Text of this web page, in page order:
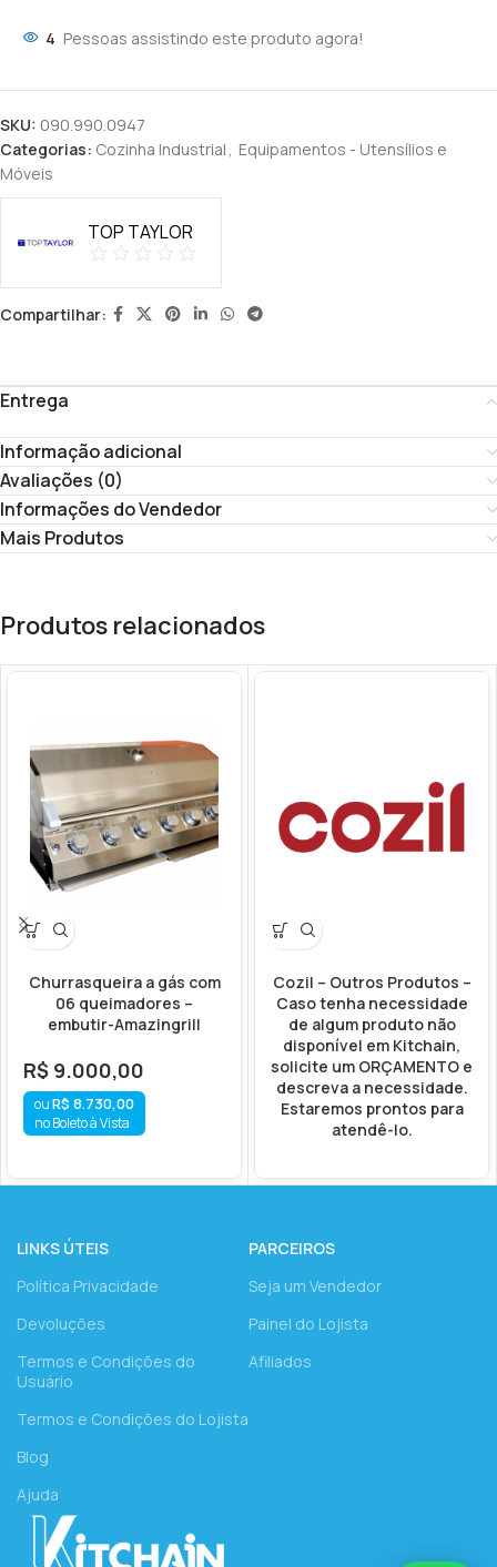
4 Pessoas assistindo este produto agora!
SKU: 090.990.0947
Categorias: Cozinha Industrial , Equipamentos - Utensílios e
Móveis
TOP TAYLOR
Compartilhar:
Entrega
Informação adicional
Avaliações (0)
Informações do Vendedor
Mais Produtos
Produtos relacionados
Churrasqueira a gás com
06 queimadores –
embutir-Amazingrill
R$ 9.000,00
R$ 8.730,00
no Boleto à Vista
Cozil – Outros Produtos –
Caso tenha necessidade
de algum produto não
disponível em Kitchain,
solicite um ORÇAMENTO e
descreva a necessidade.
Estaremos prontos para
atendê-lo.
LINKS ÚTEIS
Política Privacidade
Devoluções
Termos e Condições do
Usuário
Termos e Condições do Lojista
Blog
Ajuda
PARCEIROS
Seja um Vendedor
Painel do Lojista
Afiliados